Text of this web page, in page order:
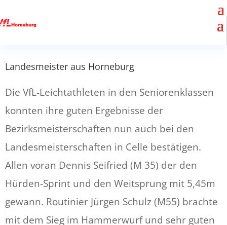
Landesmeister aus Horneburg
Die VfL-Leichtathleten in den Seniorenklassen
konnten ihre guten Ergebnisse der
Bezirksmeisterschaften nun auch bei den
Landesmeisterschaften in Celle bestätigen.
Allen voran Dennis Seifried (M 35) der den
Hürden-Sprint und den Weitsprung mit 5,45m
gewann. Routinier Jürgen Schulz (M55) brachte
mit dem Sieg im Hammerwurf und sehr guten